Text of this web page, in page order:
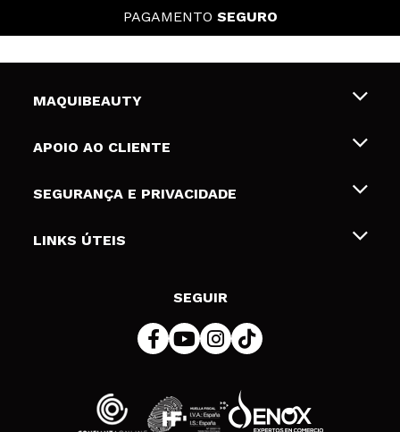
PAGAMENTO SEGURO
MAQUIBEAUTY
Sobre nós
Gift Cards
APOIO AO CLIENTE
Envios e Devoluções
Formas de pagamento
SEGURANÇA E PRIVACIDADE
Termos e Privacidade
LINKS ÚTEIS
SEGUIR